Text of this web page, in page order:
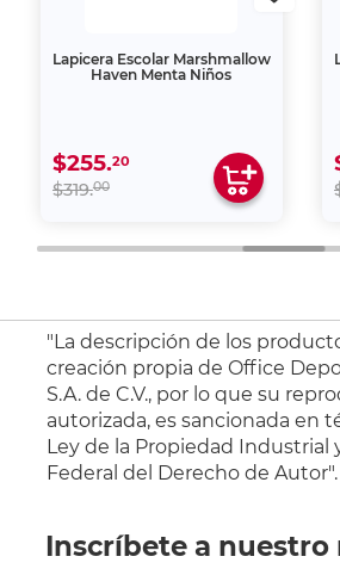
Lapicera Escolar Marshmallow
Haven Menta Niños
$255.20
$319.00
"La descripción de los
creación propia de Office
S.A. de C.V., por lo que su
autorizada, es sancionada en
Ley de la Propiedad Industrial
Federal del Derecho de Autor".
Inscríbete a